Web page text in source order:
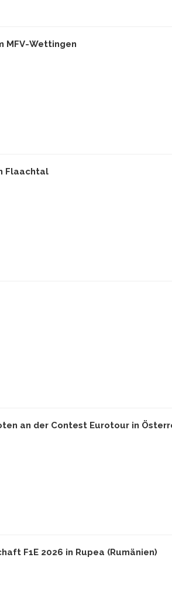
MFV-Wettingen
Flaachtal
an der Contest Eurotour in
F1E 2026 in Rupea (Rumänien)